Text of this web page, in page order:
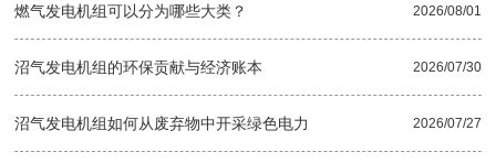
燃气发电机组可以分为哪些大类？ 2026/08/01
沼气发电机组的环保贡献与经济账本 2026/07/30
沼气发电机组如何从废弃物中开采绿色电力 2026/07/27